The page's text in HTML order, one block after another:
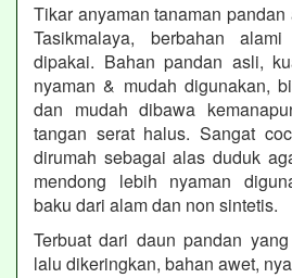
Tikar anyaman tanaman
Tasikmalaya, berbahan
dipakai. Bahan pandan asli,
nyaman & mudah digunakan,
dan mudah dibawa
tangan serat halus. Sangat
dirumah sebagai alas duduk
mendong lebih nyaman
baku dari alam dan non sintetis.
Terbuat dari daun pandan
lalu dikeringkan, bahan awet,